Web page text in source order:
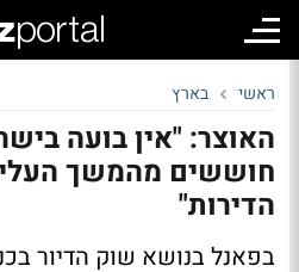
ראשי בארץ
האוצר: "אין בועה
חוששים מהמשך
הדירות"